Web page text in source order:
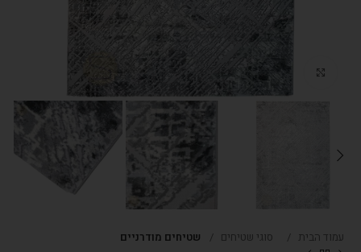
Click to enlarge
עמוד הבית סוגי שטיחים שטיחים מודרניים